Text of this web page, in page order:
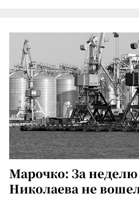
Марочко: За
Николаева не